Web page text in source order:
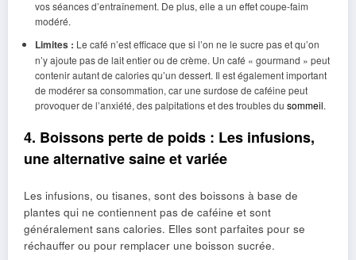
vos séances d’entraînement. De plus, elle a un effet coupe-faim
modéré.
Limites : Le café n’est efficace que si l’on ne le sucre pas et qu’on
n’y ajoute pas de lait entier ou de crème. Un café « gourmand » peut
contenir autant de calories qu’un dessert. Il est également important
de modérer sa consommation, car une surdose de caféine peut
provoquer de l’anxiété, des palpitations et des troubles du sommeil.
4. Boissons perte de poids : Les infusions,
une alternative saine et variée
Les infusions, ou tisanes, sont des boissons à base de
plantes qui ne contiennent pas de caféine et sont
généralement sans calories. Elles sont parfaites pour se
réchauffer ou pour remplacer une boisson sucrée.